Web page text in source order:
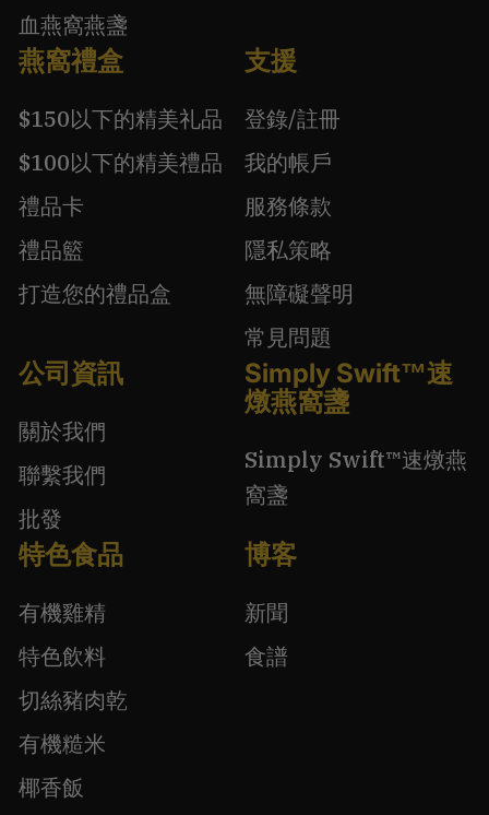
血燕窩燕盞
燕窩禮盒
$150以下的精美礼品
$100以下的精美禮品
禮品卡
禮品籃
打造您的禮品盒
支援
登錄/註冊
我的帳戶
服務條款
隱私策略
無障礙聲明
常見問題
公司資訊
關於我們
聯繫我們
批發
Simply Swift™速
燉燕窩盞
Simply Swift™速燉燕
窩盞
特色食品
有機雞精
特色飲料
切絲豬肉乾
有機糙米
椰香飯
博客
新聞
食譜